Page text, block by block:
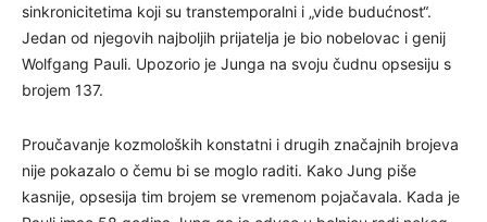
sinkronicitetima koji su transtemporalni i „vide budućnost“.
Jedan od njegovih najboljih prijatelja je bio nobelovac i genij
Wolfgang Pauli. Upozorio je Junga na svoju čudnu opsesiju s
brojem 137.
Proučavanje kozmoloških konstatni i drugih značajnih brojeva
nije pokazalo o čemu bi se moglo raditi. Kako Jung piše
kasnije, opsesija tim brojem se vremenom pojačavala. Kada je